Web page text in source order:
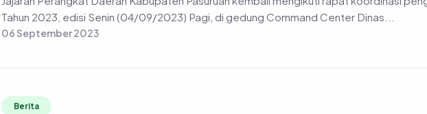
Tahun 2023, edisi Senin (04/09/2023) Pagi, di gedung Command Center Dinas...
06 September 2023
Berita